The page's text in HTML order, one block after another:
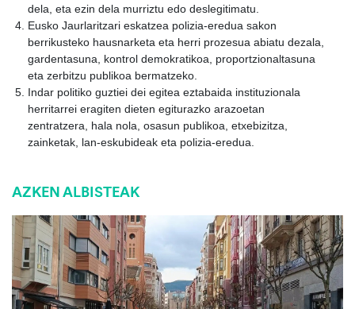
dela, eta ezin dela murriztu edo deslegitimatu.
Eusko Jaurlaritzari eskatzea polizia-eredua sakon
berrikusteko hausnarketa eta herri prozesua abiatu dezala,
gardentasuna, kontrol demokratikoa, proportzionaltasuna
eta zerbitzu publikoa bermatzeko.
Indar politiko guztiei dei egitea eztabaida instituzionala
herritarrei eragiten dieten egiturazko arazoetan
zentratzera, hala nola, osasun publikoa, etxebizitza,
zainketak, lan-eskubideak eta polizia-eredua.
AZKEN ALBISTEAK